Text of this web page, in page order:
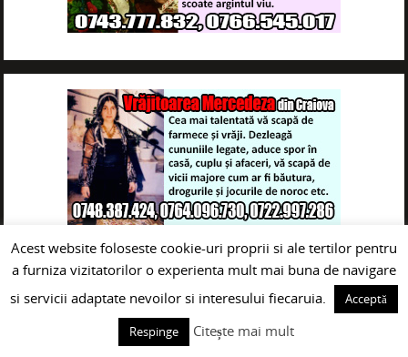
Acest website foloseste cookie-uri proprii si ale tertilor pentru
a furniza vizitatorilor o experienta mult mai buna de navigare
si servicii adaptate nevoilor si interesului fiecaruia.
Acceptă
Respinge
Citește mai mult